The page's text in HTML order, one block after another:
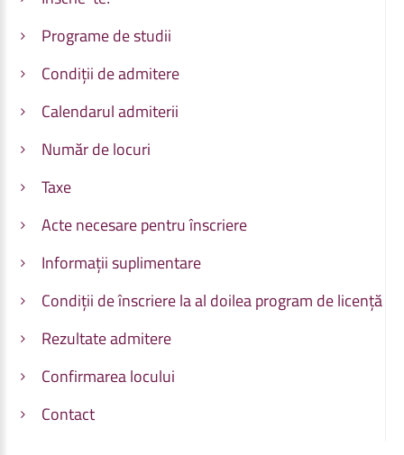
Programe de studii
Condiții de admitere
Calendarul admiterii
Număr de locuri
Taxe
Acte necesare pentru înscriere
Informații suplimentare
Condiții de înscriere la al doilea program de licență
Rezultate admitere
Confirmarea locului
Contact